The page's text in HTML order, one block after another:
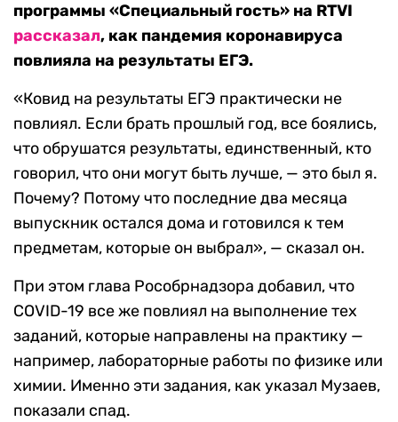
программы «Специальный гость» на RTVI
рассказал, как пандемия коронавируса
повлияла на результаты ЕГЭ.
«Ковид на результаты ЕГЭ практически не
повлиял. Если брать прошлый год, все боялись,
что обрушатся результаты, единственный, кто
говорил, что они могут быть лучше, — это был я.
Почему? Потому что последние два месяца
выпускник остался дома и готовился к тем
предметам, которые он выбрал», — сказал он.
При этом глава Рособрнадзора добавил, что
COVID-19 все же повлиял на выполнение тех
заданий, которые направлены на практику —
например, лабораторные работы по физике или
химии. Именно эти задания, как указал Музаев,
показали спад.